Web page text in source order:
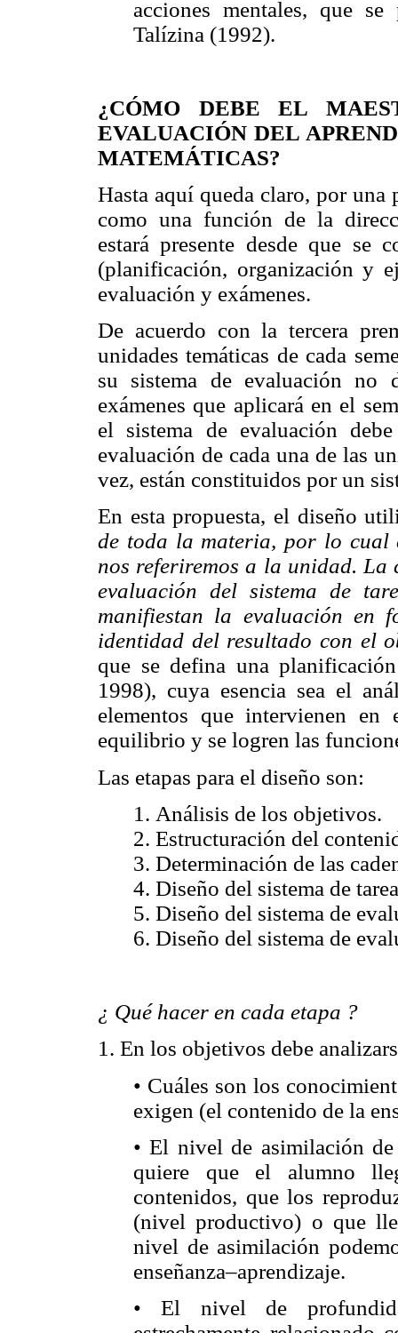
acciones mentales, que
Talízina (1992).
¿CÓMO DEBE EL
EVALUACIÓN DEL
MATEMÁTICAS?
Hasta aquí queda claro, por una
como una función de la
estará presente desde que se
(planificación, organización y
evaluación y exámenes.
De acuerdo con la tercera
unidades temáticas de cada
su sistema de evaluación no
exámenes que aplicará en el
el sistema de evaluación
evaluación de cada una de las
vez, están constituidos por un
En esta propuesta, el diseño
de toda la materia, por lo cual
nos referiremos a la unidad.
evaluación del sistema de
manifiestan la evaluación en
identidad del resultado con el
que se defina una
1998), cuya esencia sea el
elementos que intervienen
equilibrio y se logren las
Las etapas para el diseño son:
1. Análisis de los objetivos.
2. Estructuración del
3. Determinación de las
4. Diseño del sistema de
5. Diseño del sistema de
6. Diseño del sistema de
¿ Qué hacer en cada etapa ?
1. En los objetivos debe
• Cuáles son los
exigen (el contenido de la
• El nivel de asimilación
quiere que el alumno
contenidos, que los
(nivel productivo) o que
nivel de asimilación
enseñanza–aprendizaje.
• El nivel de